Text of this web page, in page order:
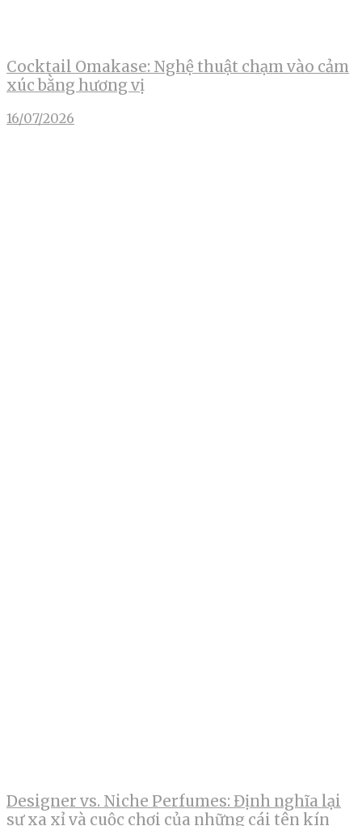
Cocktail Omakase: Nghệ thuật chạm vào cảm
xúc bằng hương vị
16/07/2026
Designer vs. Niche Perfumes: Định nghĩa lại
sự xa xỉ và cuộc chơi của những cái tên kín